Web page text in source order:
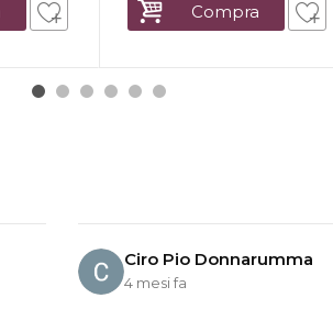
Compra
Ciro Pio Donnarumma
4 mesi fa